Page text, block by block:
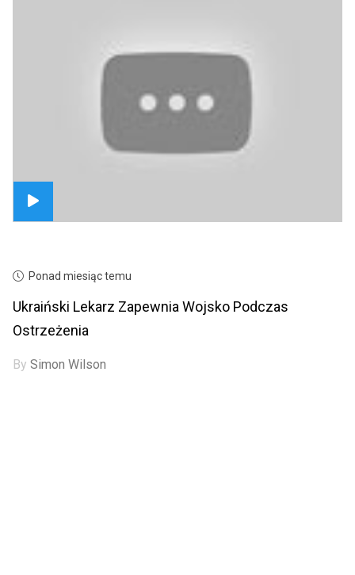
Ponad miesiąc temu
Ukraiński Lekarz Zapewnia Wojsko Podczas
Ostrzeżenia
BySimon Wilson